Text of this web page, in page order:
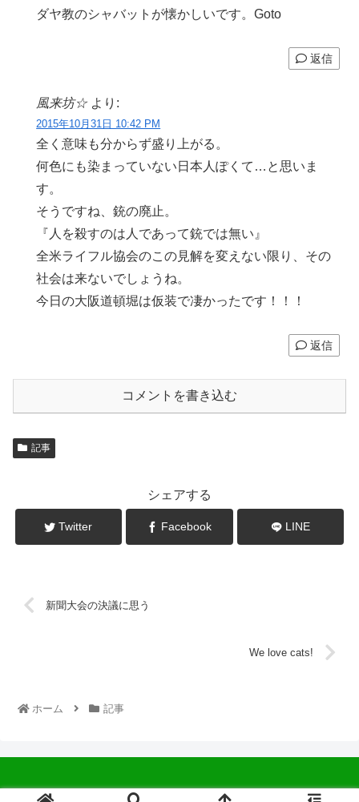
ダヤ教のシャバットが懐かしいです。Goto
返信
風来坊☆ より:
2015年10月31日 10:42 PM
全く意味も分からず盛り上がる。
何色にも染まっていない日本人ぽくて…と思いま
す。
そうですね、銃の廃止。
『人を殺すのは人であって銃では無い』
全米ライフル協会のこの見解を変えない限り、その
社会は来ないでしょうね。
今日の大阪道頓堀は仮装で凄かったです！！！
返信
コメントを書き込む
記事
シェアする
Twitter Facebook LINE
新聞大会の決議に思う
We love cats!
ホーム 記事